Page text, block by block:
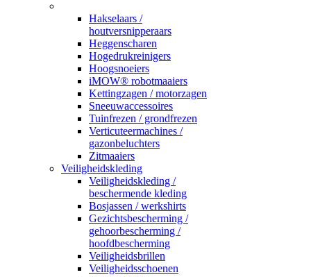
Hakselaars /
houtversnipperaars
Heggenscharen
Hogedrukreinigers
Hoogsnoeiers
iMOW® robotmaaiers
Kettingzagen / motorzagen
Sneeuwaccessoires
Tuinfrezen / grondfrezen
Verticuteermachines /
gazonbeluchters
Zitmaaiers
Veiligheidskleding
Veiligheidskleding /
beschermende kleding
Bosjassen / werkshirts
Gezichtsbescherming /
gehoorbescherming /
hoofdbescherming
Veiligheidsbrillen
Veiligheidsschoenen